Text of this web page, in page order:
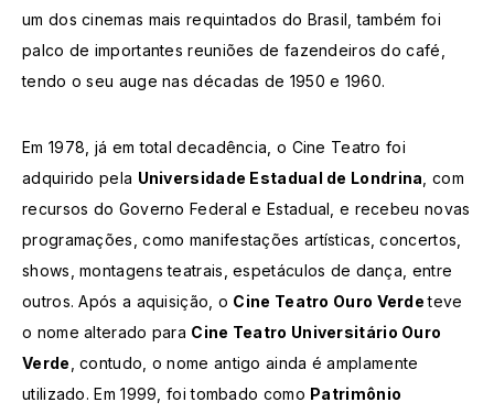
um dos cinemas mais requintados do Brasil, também foi
palco de importantes reuniões de fazendeiros do café,
tendo o seu auge nas décadas de 1950 e 1960.
Em 1978, já em total decadência, o Cine Teatro foi
adquirido pela Universidade Estadual de Londrina , com
recursos do Governo Federal e Estadual, e recebeu novas
programações, como manifestações artísticas, concertos,
shows, montagens teatrais, espetáculos de dança, entre
outros. Após a aquisição, o Cine Teatro Ouro Verdeteve
o nome alterado para Cine Teatro Universitário Ouro
Verde , contudo, o nome antigo ainda é amplamente
utilizado. Em 1999, foi tombado como Patrimônio